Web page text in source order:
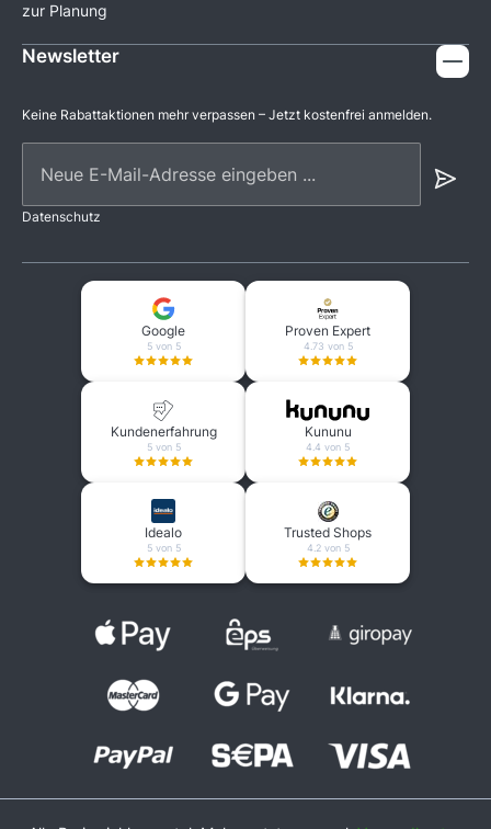
zur Planung
Newsletter
Keine Rabattaktionen mehr verpassen – Jetzt kostenfrei anmelden.
Datenschutz
Google
5 von 5
Proven Expert
4.73 von 5
Kundenerfahrung
5 von 5
Kununu
4.4 von 5
Idealo
5 von 5
Trusted Shops
4.2 von 5